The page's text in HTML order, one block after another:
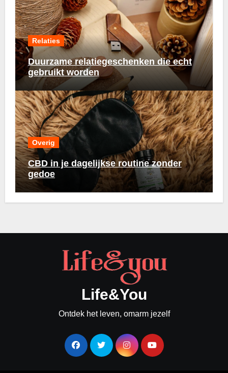
Relaties
Duurzame relatiegeschenken die echt
gebruikt worden
Overig
CBD in je dagelijkse routine zonder
gedoe
Life&You
Ontdek het leven, omarm jezelf